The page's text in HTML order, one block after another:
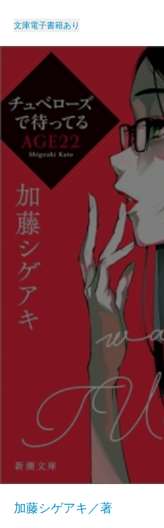
文庫電子書籍あり
加藤シゲアキ／著